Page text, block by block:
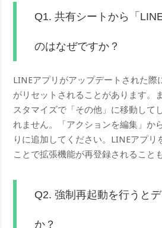
Q1. 共有シートから「
のはなぜですか？
LINEアプリがアップデートされた際
がリセットされることがあります。
スタマイズで「その他」に移動して
れません。「アクションを編集」か
りに追加してください。LINEアプリ
ことで拡張機能が再登録されること
Q2. 強制再起動を行うと
か？